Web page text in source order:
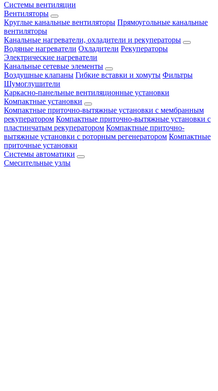
Системы вентиляции
Вентиляторы
Круглые канальные вентиляторы Прямоугольные канальные
вентиляторы
Канальные нагреватели, охладители и рекуператоры
Водяные нагреватели Охладители Рекуператоры
Электрические нагреватели
Канальные сетевые элементы
Воздушные клапаны Гибкие вставки и хомуты Фильтры
Шумоглушители
Каркасно-панельные вентиляционные установки
Компактные установки
Компактные приточно-вытяжные установки с мембранным
рекуператором Компактные приточно-вытяжные установки с
пластинчатым рекуператором Компактные приточно-
вытяжные установки с роторным регенератором Компактные
приточные установки
Системы автоматики
Смесительные узлы